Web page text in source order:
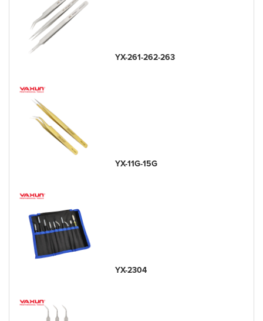
YX-261-262-263
YX-11G-15G
YX-2304